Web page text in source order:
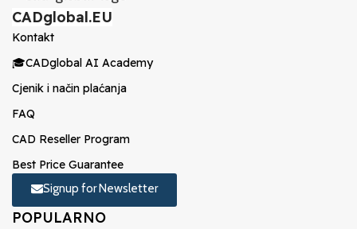
CADglobal.EU
Kontakt
🎓CADglobal AI Academy
Cjenik i način plaćanja
FAQ
CAD Reseller Program
Best Price Guarantee
Signup for Newsletter
POPULARNO